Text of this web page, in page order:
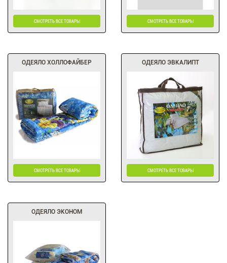
СМОТРЕТЬ ВСЕ ТОВАРЫ СМОТРЕТЬ ВСЕ ТОВАРЫ
ОДЕЯЛО ХОЛЛОФАЙБЕР
СМОТРЕТЬ ВСЕ ТОВАРЫ
ОДЕЯЛО ЭВКАЛИПТ
СМОТРЕТЬ ВСЕ ТОВАРЫ
ОДЕЯЛО ЭКОНОМ